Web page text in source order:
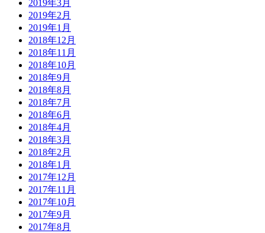
2019年3月
2019年2月
2019年1月
2018年12月
2018年11月
2018年10月
2018年9月
2018年8月
2018年7月
2018年6月
2018年4月
2018年3月
2018年2月
2018年1月
2017年12月
2017年11月
2017年10月
2017年9月
2017年8月